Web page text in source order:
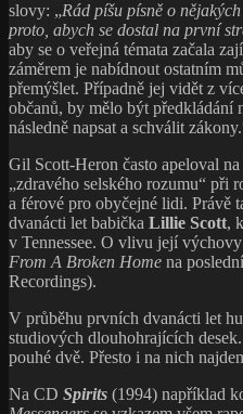
slovy: „Rád píšu písně o
proto, abych se dostal na první
aby se o veřejná témata začala
záměrem je nabídnout ostatním
přemýšlet. Případně jej vidět z
občanů, by mělo být
následně napsat a schválit
Gil Scott-Heron často apeloval
„zdravého selského rozumu“ při
a férové pro obyčejné lidi. Právě
dvanácti let babička Lillie Scott,
v Tennessee. O vlivu její
From A Broken Home na
Recordings).
V průběhu prvních dvanácti let
studiových dlouhohrajících
pouhé dvě. Přesto i na nich
Na CD Spirits (1994) například